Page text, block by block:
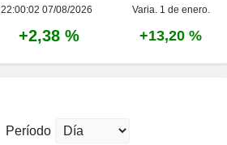
22:00:02 07/08/2026 Varia. 1 de enero.
+2,38 % +13,20 %
Período